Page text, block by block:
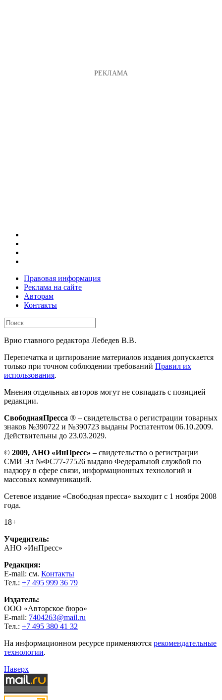
Правовая информация
Реклама на сайте
Авторам
Контакты
Врио главного редактора Лебедев В.В.
Перепечатка и цитирование материалов издания допускается
только при точном соблюдении требований Правил их
использования.
Мнения отдельных авторов могут не совпадать с позицией
редакции.
СвободнаяПресса ® – свидетельства о регистрации товарных
знаков №390722 и №390723 выданы Роспатентом 06.10.2009.
Действительны до 23.03.2029.
© 2009, АНО «ИнПресс» – свидетельство о регистрации
СМИ Эл №ФС77-77526 выдано Федеральной службой по
надзору в сфере связи, информационных технологий и
массовых коммуникаций.
Сетевое издание «Свободная пресса» выходит с 1 ноября 2008
года.
18+
Учредитель:
АНО «ИнПресс»
Редакция:
E-mail: см. Контакты
Тел.: +7 495 999 36 79
Издатель:
ООО «Авторское бюро»
E-mail: 7404263@mail.ru
Тел.: +7 495 380 41 32
На информационном ресурсе применяются рекомендательные
технологии.
Наверх